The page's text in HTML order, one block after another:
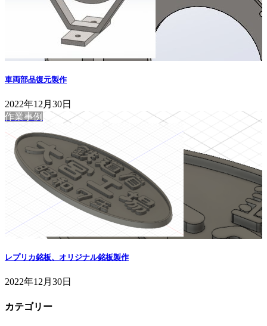
車両部品復元製作
2022年12月30日
作業事例
レプリカ銘板、オリジナル銘板製作
2022年12月30日
カテゴリー